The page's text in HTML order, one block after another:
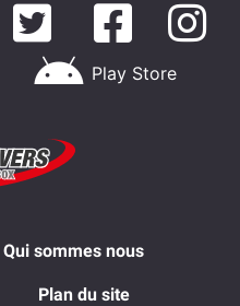
Play Store
Qui sommes nous
Plan du site